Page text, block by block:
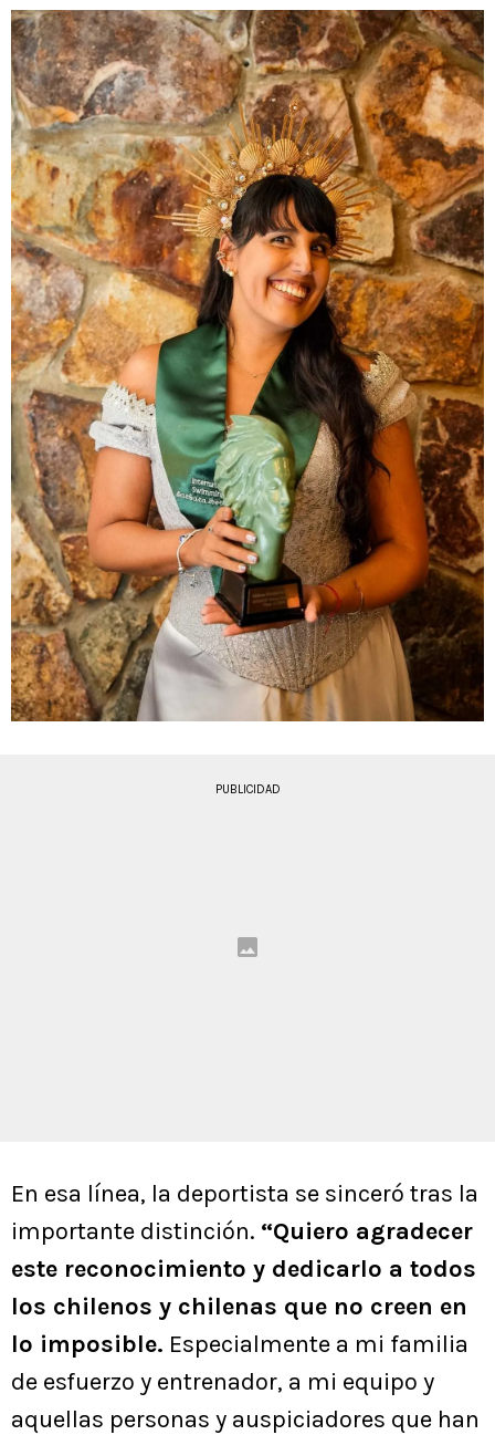
PUBLICIDAD
En esa línea, la deportista se sinceró tras la
importante distinción. “Quiero agradecer
este reconocimiento y dedicarlo a todos
los chilenos y chilenas que no creen en
lo imposible. Especialmente a mi familia
de esfuerzo y entrenador, a mi equipo y
aquellas personas y auspiciadores que han